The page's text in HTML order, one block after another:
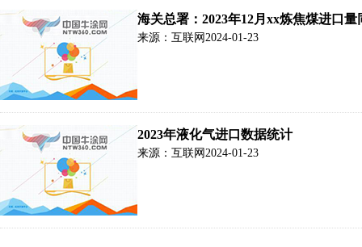
海关总署：2023年12月xx炼焦煤进口量
来源：互联网 2024-01-23
2023年液化气进口数据统计
来源：互联网 2024-01-23